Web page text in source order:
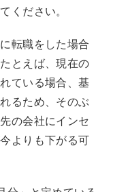
ください。
転職をした場合
とえば、現在の
ている場合、基
るため、そのぶ
の会社にインセ
よりも下がる可